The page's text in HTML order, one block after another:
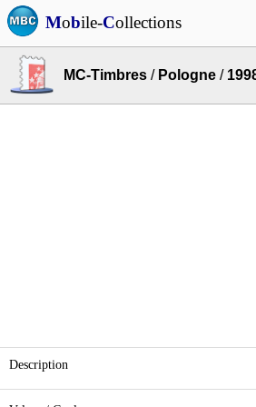
Mobile-Collections
MC-Timbres / Pologne /
Description